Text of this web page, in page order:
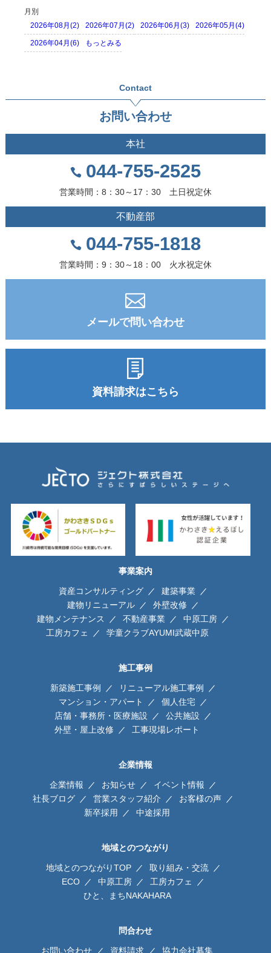
月別
2026年08月(2)
2026年07月(2) 2026年06月(3) 2026年05月(4)
2026年04月(6) もっとみる
Contact
お問い合わせ
本社
044-755-2525
営業時間：8：30～17：30 土日祝定休
不動産部
044-755-1818
営業時間：9：30～18：00 火水祝定休
メールで問い合わせ
資料請求はこちら
事業案内
資産コンサルティング
建築事業
建物リニューアル
外壁改修
建物メンテナンス
不動産事業
中原工房
工房カフェ
学童クラブAYUMI武蔵中原
施工事例
新築施工事例
リニューアル施工事例
マンション・アパート
個人住宅
店舗・事務所・医療施設
公共施設
外壁・屋上改修
工事現場レポート
企業情報
企業情報 お知らせ
イベント情報
社長ブログ
営業スタッフ紹介
お客様の声
新卒採用
中途採用
地域とのつながり
地域とのつながりTOP
取り組み・交流
ECO
中原工房
工房カフェ
ひと、まちNAKAHARA
問合わせ
お問い合わせ 資料請求 協力会社募集